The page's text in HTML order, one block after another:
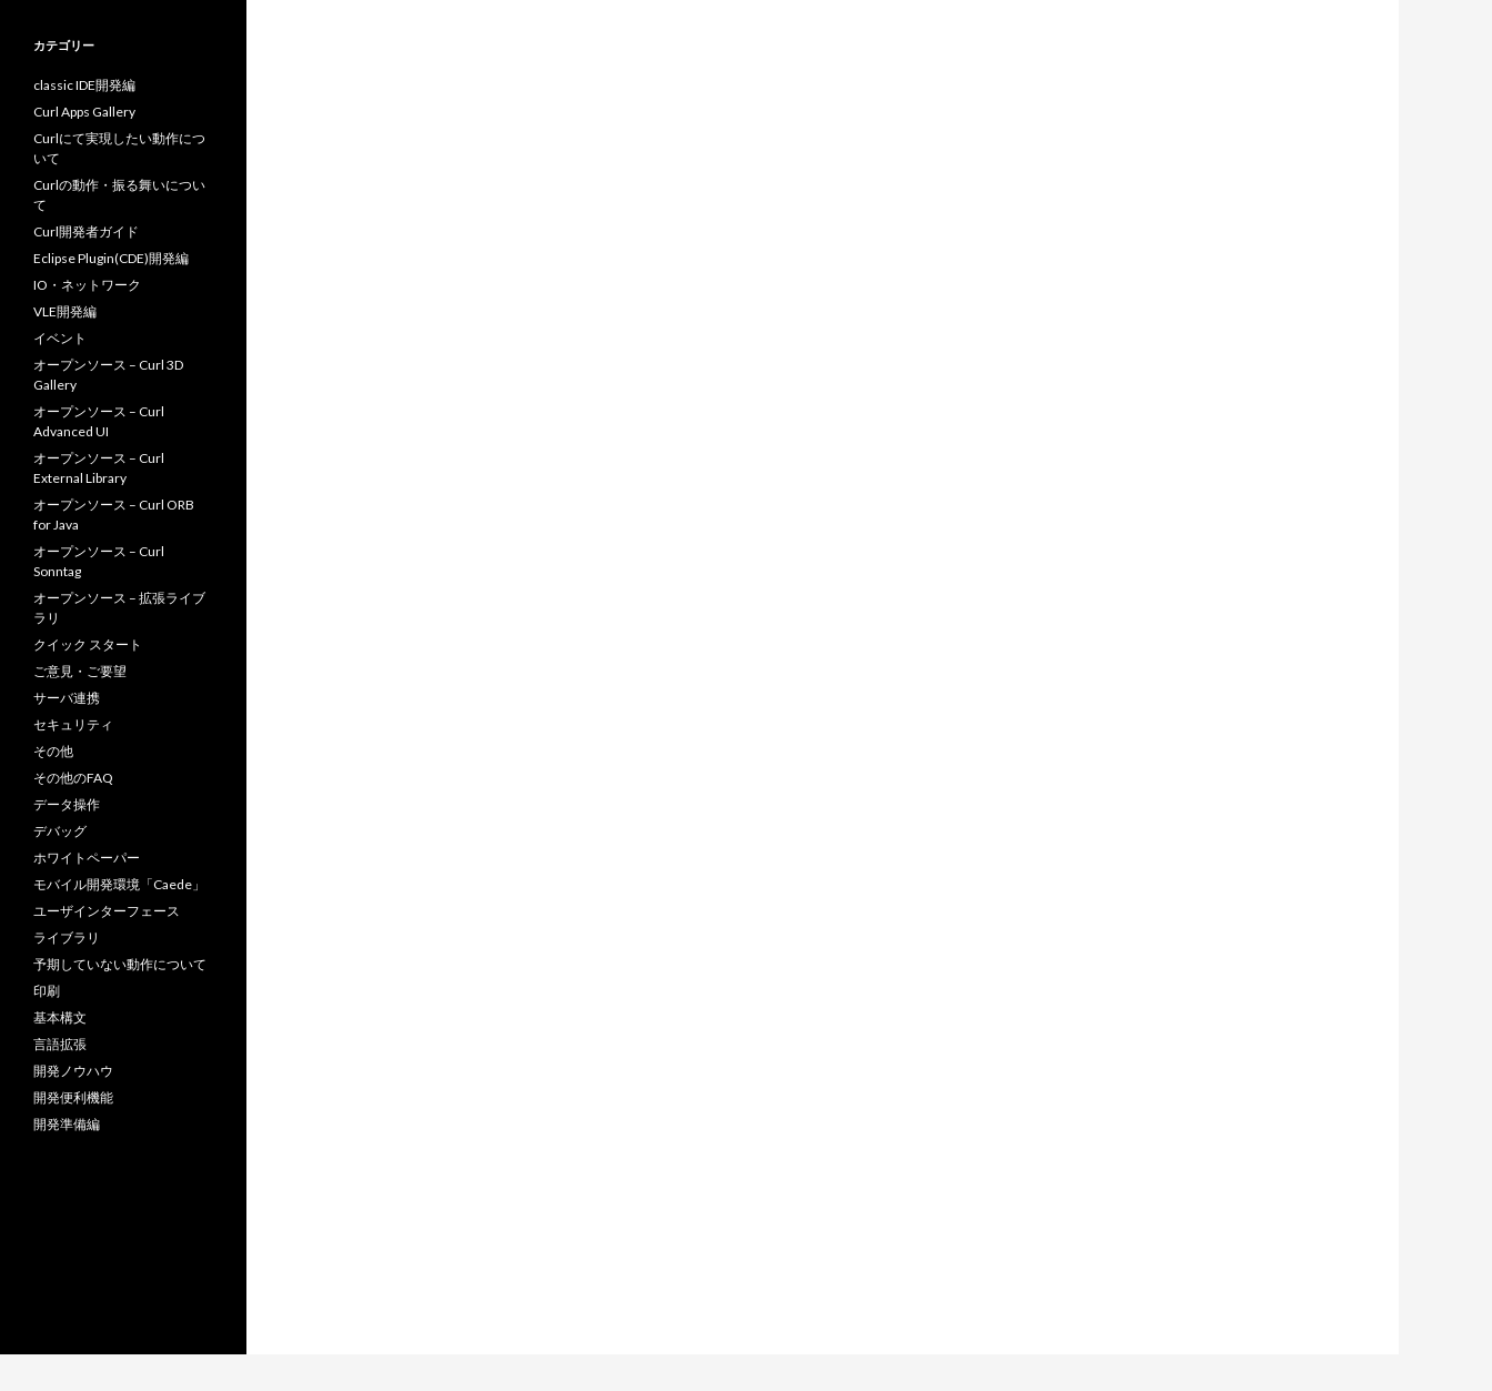
カテゴリー
classic IDE開発編
Curl Apps Gallery
Curlにて実現したい動作につ
いて
Curlの動作・振る舞いについ
て
Curl開発者ガイド
Eclipse Plugin(CDE)開発編
IO・ネットワーク
VLE開発編
イベント
オープンソース – Curl 3D
Gallery
オープンソース – Curl
Advanced UI
オープンソース – Curl
External Library
オープンソース – Curl ORB
for Java
オープンソース – Curl
Sonntag
オープンソース – 拡張ライブ
ラリ
クイック スタート
ご意見・ご要望
サーバ連携
セキュリティ
その他
その他のFAQ
データ操作
デバッグ
ホワイトペーパー
モバイル開発環境「Caede」
ユーザインターフェース
ライブラリ
予期していない動作について
印刷
基本構文
言語拡張
開発ノウハウ
開発便利機能
開発準備編